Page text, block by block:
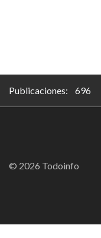
Publicaciones: 696
© 2026 Todoinfo